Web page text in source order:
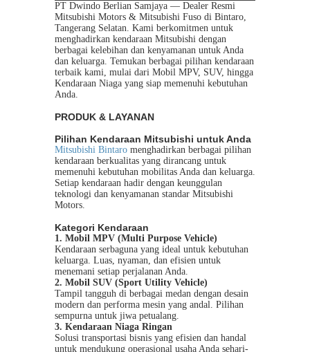
PT Dwindo Berlian Samjaya — Dealer Resmi
Mitsubishi Motors & Mitsubishi Fuso di Bintaro,
Tangerang Selatan. Kami berkomitmen untuk
menghadirkan kendaraan Mitsubishi dengan
berbagai kelebihan dan kenyamanan untuk Anda
dan keluarga. Temukan berbagai pilihan kendaraan
terbaik kami, mulai dari Mobil MPV, SUV, hingga
Kendaraan Niaga yang siap memenuhi kebutuhan
Anda.
PRODUK & LAYANAN
Pilihan Kendaraan Mitsubishi untuk Anda
Mitsubishi Bintaro menghadirkan berbagai pilihan
kendaraan berkualitas yang dirancang untuk
memenuhi kebutuhan mobilitas Anda dan keluarga.
Setiap kendaraan hadir dengan keunggulan
teknologi dan kenyamanan standar Mitsubishi
Motors.
Kategori Kendaraan
1. Mobil MPV (Multi Purpose Vehicle)
Kendaraan serbaguna yang ideal untuk kebutuhan
keluarga. Luas, nyaman, dan efisien untuk
menemani setiap perjalanan Anda.
2. Mobil SUV (Sport Utility Vehicle)
Tampil tangguh di berbagai medan dengan desain
modern dan performa mesin yang andal. Pilihan
sempurna untuk jiwa petualang.
3. Kendaraan Niaga Ringan
Solusi transportasi bisnis yang efisien dan handal
untuk mendukung operasional usaha Anda sehari-